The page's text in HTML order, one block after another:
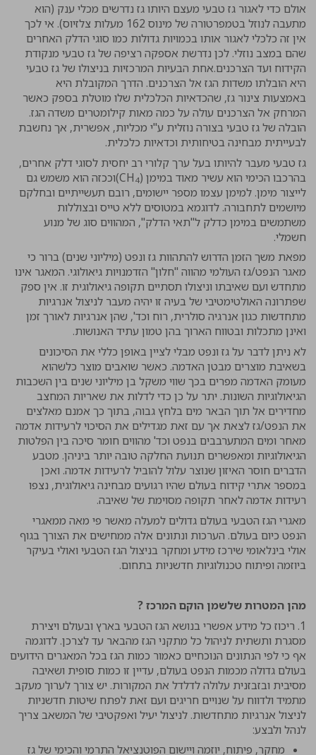
אולם כדי לאגור גז טבעי מעצם היותו גז נדרשים מכלי ענק (הוא
מתעבה לנוזל בטמפרטורה של מינוס 162 מעלות צלזיוס). אי לכך
אין זה כלכלי לאגור אותו בכמויות גדולות כמו סוגי הדלק האחרים
שהם במצב נוזלי. לכן נדרשת אספקה רציפה של גז טבעי מנקודת
הקידוח ועד הצרכנים.אחת הבעיות המרכזיות בניצולו של גז טבעי
היא הובלתו משדות הגז אל הצרכנים. הדרך המקובלת היא
באמצעות צינור גז, שהכדאיות הכלכלית שלו מוטלת בספק כאשר
המרחק אל הצרכנים עולה על כמה מאות קילומטרים משדה הגז.
הובלה של גז טבעי בצורה נוזלית ע"י מכליות, אפשרית, אך נחשבת
לבעייתית מבחינה בטיחותית וכדאיות כלכלית.
גז טבעי מעבר להיותו בעל ערך קלורי רב יחסית לסוגי דלק אחרים,
בהרכבו הכימי הוא עשיר מאוד במימן (CH4
)וככזה הוא משמש גם
לייצור מימן. למימן עצמו מספר יישומים, רובם תעשייתיים ובחלקם
מיושמים לתחבורה. לדוגמא במטוסים ללא טייס ובצוללות
משתמשים במימן כדלק ל"תאי הדלק", המהווים סוג של מנוע
חשמלי.
מפאת משך הזמן הדרוש להתהוות גז ונפט (מיליוני שנים) ברור כי
מאגר הנפט/גז העולמי מהווה "חלון" הזדמנויות גיאולוגי. המאגר אינו
מתחדש ועם שאיבתו וניצולו תסתיים תקופה גיאולוגית זו. אין ספק
שפתרונה האולטימטיבי של בעיה זו יהיה מעבר לניצול אנרגיות
מתחדשות כגון אנרגיה סולרית, רוח וכד', שהן אנרגיות לאורך זמן
ואינן מתכלות ובטווח הארוך בהן טמון עתיד האנושות.
לא ניתן לדבר על גז ונפט מבלי לציין באופן כללי את הסיכונים
בשאיבת מוצרים מבטן האדמה. כאשר שואבים מוצר כלשהוא
מעומק האדמה מפרים בכך שווי משקל בן מיליוני שנים בין השכבות
הגיאולוגיות השונות. יתר על כן כדי לדלות את שאריות המחצב
מחדירים אל תוך הבאר מים בלחץ גבוה, בתוך כך אמנם מאלצים
את הנפט/גז לצאת אך עם זאת מגדילים את הסיכוי לרעידות אדמה
מאחר ומים המתערבבים בנפט וכד' מהווים חומר סיכה בין הפלטות
הגיאולוגיות ומאפשרים תנועת החלקה טובה יותר ביניהן. מטבע
הדברים חוסר האיזון שנוצר עלול להוביל לרעידות אדמה. ואכן
במספר אתרי קידוח בעולם שהיו רגועים מבחינה גיאולוגית, נצפו
רעידות אדמה לאחר תקופה מסוימת של שאיבה.
מאגרי הגז הטבעי בעולם גדולים למעלה מאשר פי מאה ממאגרי
הנפט כיום בעולם. הערכות ונתונים אלה ממחישים את הצורך בגוף
אולי בינלאומי שירכז מידע ומחקר בניצול הגז הטבעי ואולי בעיקר
ביוזמה ופיתוח טכנולוגיות חדשניות בתחום.
מהן המטרות שלשמן הוקם המרכז ?
1. ריכוז כל מידע אפשרי בנושא הגז הטבעי בארץ ובעולם ויצירת
מסגרת ותשתית לניהול כל מתקני הגז מהבאר עד לצרכן. לדוגמה
אף כי לפי הנתונים הנוכחיים כאמור כמות הגז בכל המאגרים הידועים
בעולם גדולה מכמות הנפט בעולם, עדיין זו כמות סופית ושאיבה
מסיבית ובזבזנית עלולה לדלדל את המקורות. יש צורך לערוך מעקב
מתמיד ולדווח על שנויים חריגים ועם זאת לפתח שיטות חדשניות
לניצול אנרגיות מתחדשות. לניצול יעיל ואפקטיבי של המשאב צריך
לנהל ולבצע:
מחקר, פיתוח, יוזמה ויישום הפוטנציאל התרמי והכימי של גז